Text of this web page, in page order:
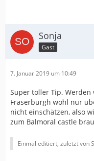
Sonja
Gast
7. Januar 2019 um 10:49
Super toller Tip.
Fraserburgh wohl nur
nicht einschätzen, also
zum Balmoral castle
Einmal editiert, zuletzt von